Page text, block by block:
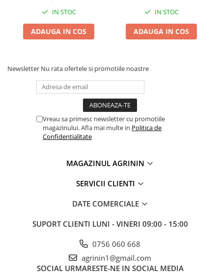
Cantare
Centuri/chingi
Cleste
Colier / Faseta
Consumabile motofierastrau
Demarouri drujba
Discuri debitare
Discuri motocoasa
Feronerie si accesorii
Fierastraie manuale
Fire motocoasa
Hranitoare/ Adapatoare
IN STOC
ADAUGA IN COS
IN STOC
ADAUGA IN COS
Newsletter Nu rata ofertele si promotiile noastre
Vreau sa primesc newsletter cu promotiile
magazinului. Afla mai multe in Politica de
Confidentialitate
MAGAZINUL AGRININ
SERVICII CLIENTI
DATE COMERCIALE
SUPORT CLIENTI LUNI - VINERI 09:00 - 15:00
0756 060 668
agrinin1@gmail.com
SOCIAL URMARESTE-NE IN SOCIAL MEDIA